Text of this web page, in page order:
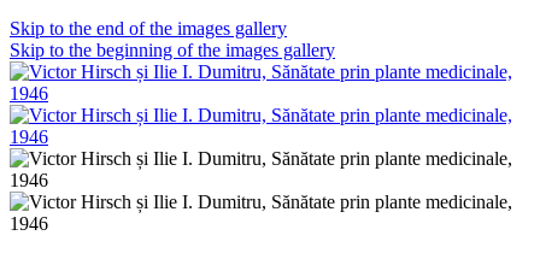
Skip to the end of the images gallery
Skip to the beginning of the images gallery